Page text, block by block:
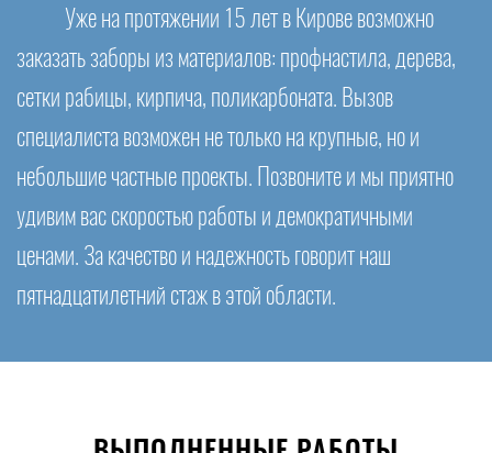
Уже на протяжении 15 лет в Кирове возможно
заказать заборы из материалов: профнастила, дерева,
сетки рабицы, кирпича, поликарбоната. Вызов
специалиста возможен не только на крупные, но и
небольшие частные проекты. Позвоните и мы приятно
удивим вас скоростью работы и демократичными
ценами. За качество и надежность говорит наш
пятнадцатилетний стаж в этой области.